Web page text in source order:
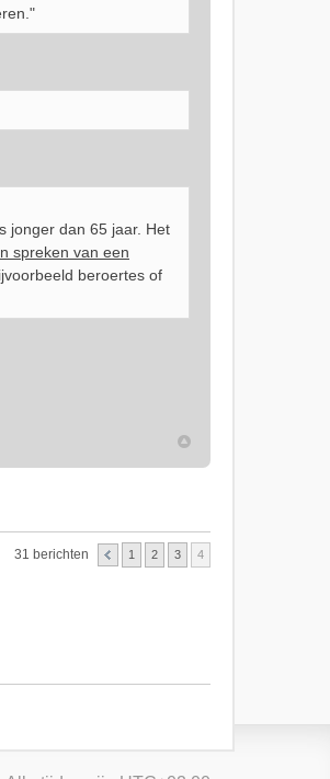
jonger dan 65 jaar. Het
spreken van een
beroertes of
31 berichten 1 2 3 4